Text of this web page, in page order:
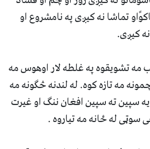
تماشا نه کیږی په نامشروع او
کیږی.
مه تشویقوه په غلطه لار اوهوس مه
مه تازه کوه. له لندنه څګونه مه
سپین ته سپین افغان ننګ او غیرت
له ځانه مه تیاروه .